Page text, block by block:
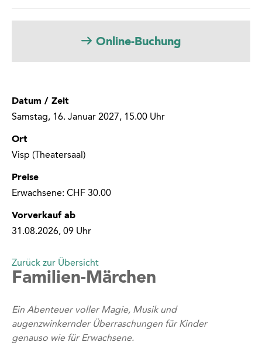
Online-Buchung
Datum / Zeit
Samstag, 16. Januar 2027, 15.00 Uhr
Ort
Visp (Theatersaal)
Preise
Erwachsene: CHF 30.00
Vorverkauf ab
31.08.2026, 09 Uhr
Zurück zur Übersicht
Familien-Märchen
Ein Abenteuer voller Magie, Musik und
augenzwinkernder Überraschungen für Kinder
genauso wie für Erwachsene.